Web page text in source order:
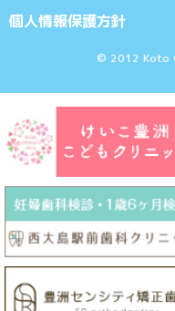
個人情報保護方針
© 2012 Koto